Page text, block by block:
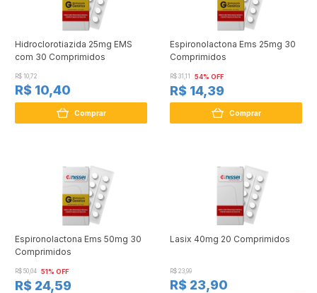
Hidroclorotiazida 25mg EMS
com 30 Comprimidos
R$ 10,72
R$ 10,40
Comprar
Espironolactona Ems 25mg 30
Comprimidos
R$ 31,11 54% OFF
R$ 14,39
Comprar
Espironolactona Ems 50mg 30
Comprimidos
R$ 50,04 51% OFF
R$ 24,59
Lasix 40mg 20 Comprimidos
R$ 23,99
R$ 23,90